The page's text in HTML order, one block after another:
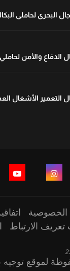
لحاملي
والأمن لحاملي
الأشغال
الارتباط
لموقع توجيه